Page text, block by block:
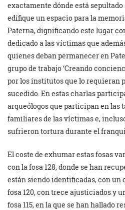
exactamente dónde está sepultado
edifique un espacio para la
Paterna, dignificando este lugar
dedicado a las víctimas que
quienes deban permanecer en
grupo de trabajo ‘Creando
por los institutos que lo requieran
sucedido. En estas charlas
arqueólogos que participan en las
familiares de las víctimas e,
sufrieron tortura durante el
El coste de exhumar estas fosas
con la fosa 128, donde se han
están siendo identificadas, con un
fosa 120, con trece ajusticiados y
fosa 115, en la que se han hallado